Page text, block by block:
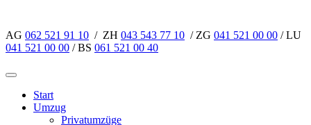
AG 062 521 91 10 / ZH 043 543 77 10 / ZG 041 521 00 00 / LU
041 521 00 00 / BS 061 521 00 40
Start
Umzug
Privatumzüge